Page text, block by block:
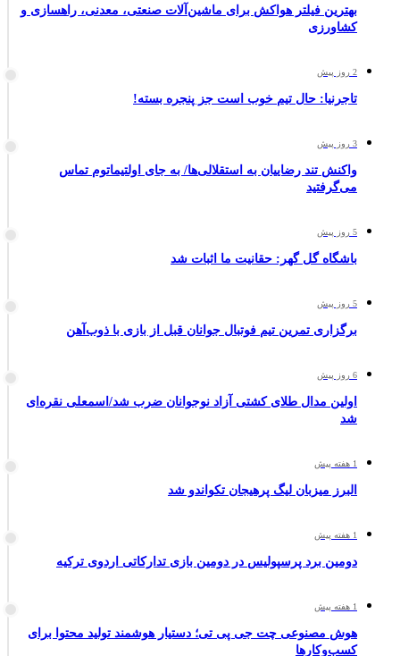
بهترین فیلتر هواکش برای ماشین‌آلات صنعتی، معدنی، راهسازی و
کشاورزی
2 روز پیش
تاجرنیا: حال تیم خوب است جز پنجره بسته!
3 روز پیش
واکنش تند رضاییان به استقلالی‌ها/ به جای اولتیماتوم تماس
می‌گرفتید
5 روز پیش
باشگاه گل گهر: حقانیت ما اثبات شد
5 روز پیش
برگزاری تمرین تیم فوتبال جوانان قبل از بازی با ذوب‌آهن
6 روز پیش
اولین مدال طلای کشتی آزاد نوجوانان ضرب شد/اسمعلی نقره‌ای
شد
1 هفته پیش
البرز میزبان لیگ پرهیجان تکواندو شد
1 هفته پیش
دومین برد پرسپولیس در دومین بازی تدارکاتی اردوی ترکیه
1 هفته پیش
هوش مصنوعی چت جی پی تی؛ دستیار هوشمند تولید محتوا برای
کسب‌وکارها